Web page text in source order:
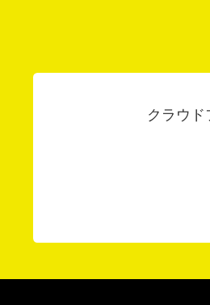
クラウド